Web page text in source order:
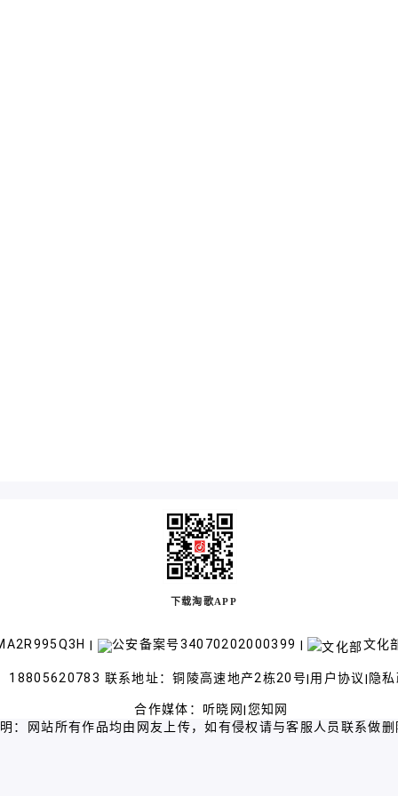
下载淘歌APP
| 公安备案号34070202000399 | 文化
18805620783 联系地址：铜陵高速地产2栋20号| 用户协议 | 隐
合作媒体： 听晓网| 您知网
：网站所有作品均由网友上传，如有侵权请与客服人员联系做删